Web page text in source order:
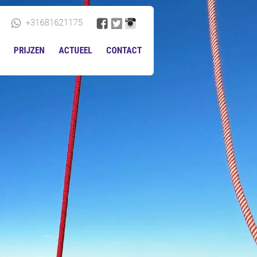
PRIJZEN ACTUEEL CONTACT
+31681621175